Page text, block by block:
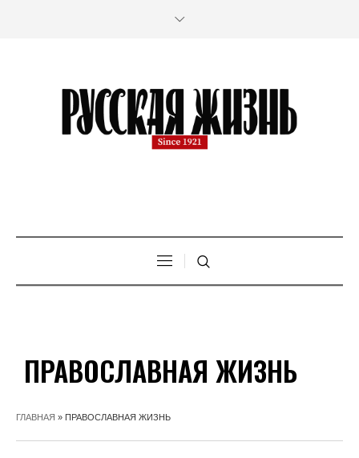
ПРАВОСЛАВНАЯ ЖИЗНЬ
ГЛАВНАЯ » ПРАВОСЛАВНАЯ ЖИЗНЬ